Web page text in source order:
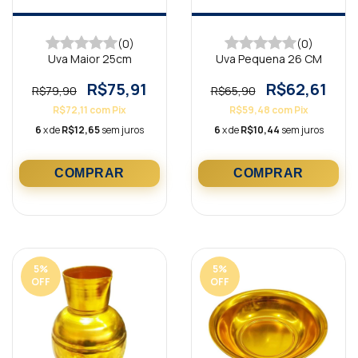
(0)
Uva Maior 25cm
R$79,90 R$75,91
R$72,11 comPix
6x deR$12,65sem juros
(0)
Uva Pequena 26 CM
R$65,90 R$62,61
R$59,48 com Pix
6x deR$10,44 sem juros
5%
OFF
5%
OFF